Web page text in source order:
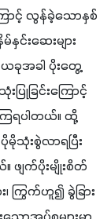
င့် လွန်ခဲ့သောနှစ်
င်းဆေးများ
ခုအခါ ပိုးတွေ့
ြုခြင်းကြောင့်
ြရပါတယ်။ ထို့
သုံးစွဲလာရပြီး
ဖျက်ပိုးမျိုးစိတ်
ကြွက်ဟူ၍ ခွဲခြား